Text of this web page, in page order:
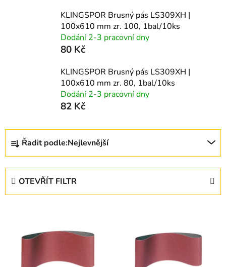
KLINGSPOR Brusný pás LS309XH |
100x610 mm zr. 100, 1bal/10ks
Dodání 2-3 pracovní dny
80 Kč
KLINGSPOR Brusný pás LS309XH |
100x610 mm zr. 80, 1bal/10ks
Dodání 2-3 pracovní dny
82 Kč
Ř
z
Řadit podle:Nejlevnější
OTEVŘÍT FILTR